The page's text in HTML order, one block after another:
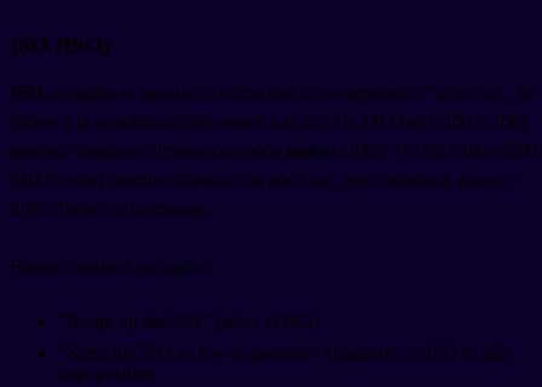
ISO (ISO)
ISO en inglés se pronuncia como tres letras separadas: "ai-es-ou". Se
refiere a la sensibilidad del sensor a la luz. Un ISO bajo (100 o 200)
produce imágenes limpias con poco noise (ruido). Un ISO alto (3200,
6400 o más) permite disparar con poca luz, pero introduce grano o
ruido digital en la imagen.
Frases comunes en inglés:
"Bump up the ISO" (subir el ISO)
"Keep the ISO as low as possible" (mantener el ISO lo más
bajo posible)